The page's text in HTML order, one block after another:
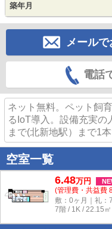
築年月
メール
電話
ネット無料。ペット飼
るIoT導入。設備充実の
まで(北新地駅）まで1
空室一覧
6.48万円
(管理費・共益費
敷：0ヶ月｜礼：
7階 / 1K / 22.15㎡